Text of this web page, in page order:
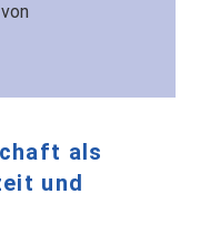
als
und